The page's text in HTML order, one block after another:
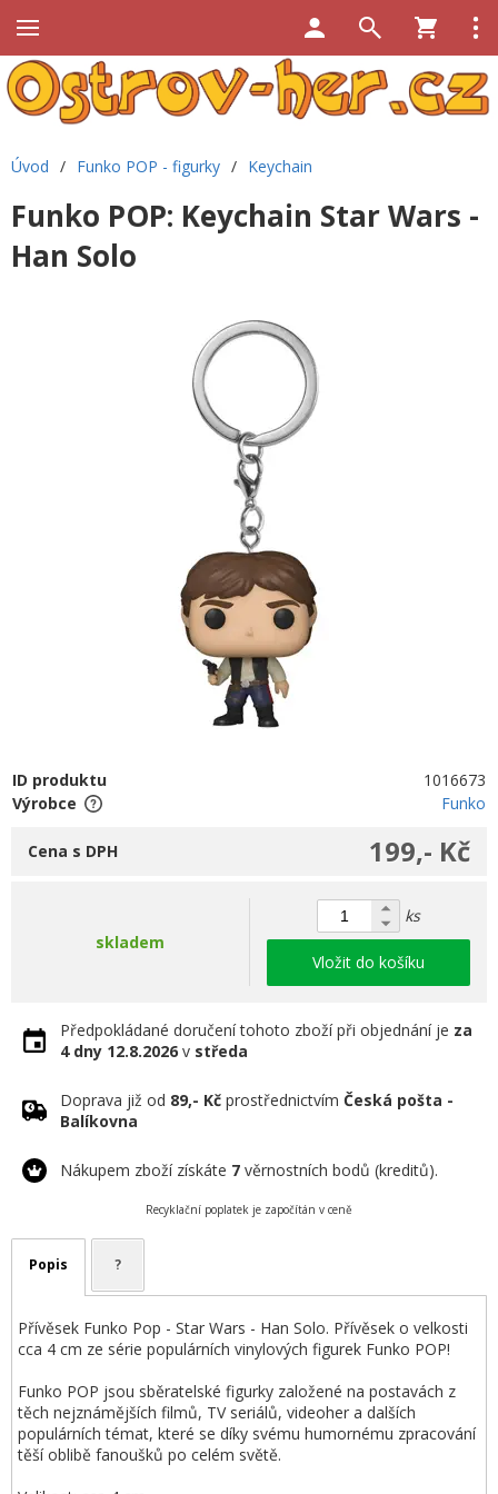
Úvod / Funko POP - figurky / Keychain
Funko POP: Keychain Star Wars -
Han Solo
ID produktu
1016673
Výrobce
Funko
199,- Kč
Cena s DPH
skladem
ks
Vložit do košíku
Předpokládané doručení tohoto zboží při objednání je za
4 dny 12.8.2026 v středa
Doprava již od 89,- Kč prostřednictvím Česká pošta -
Balíkovna
Nákupem zboží získáte 7 věrnostních bodů (kreditů).
Recyklační poplatek je započítán v ceně
Popis ?
Přívěsek Funko Pop - Star Wars - Han Solo. Přívěsek o velkosti
cca 4 cm ze série populárních vinylových figurek Funko POP!
Funko POP jsou sběratelské figurky založené na postavách z
těch nejznámějších filmů, TV seriálů, videoher a dalších
populárních témat, které se díky svému humornému zpracování
těší oblibě fanoušků po celém světě.